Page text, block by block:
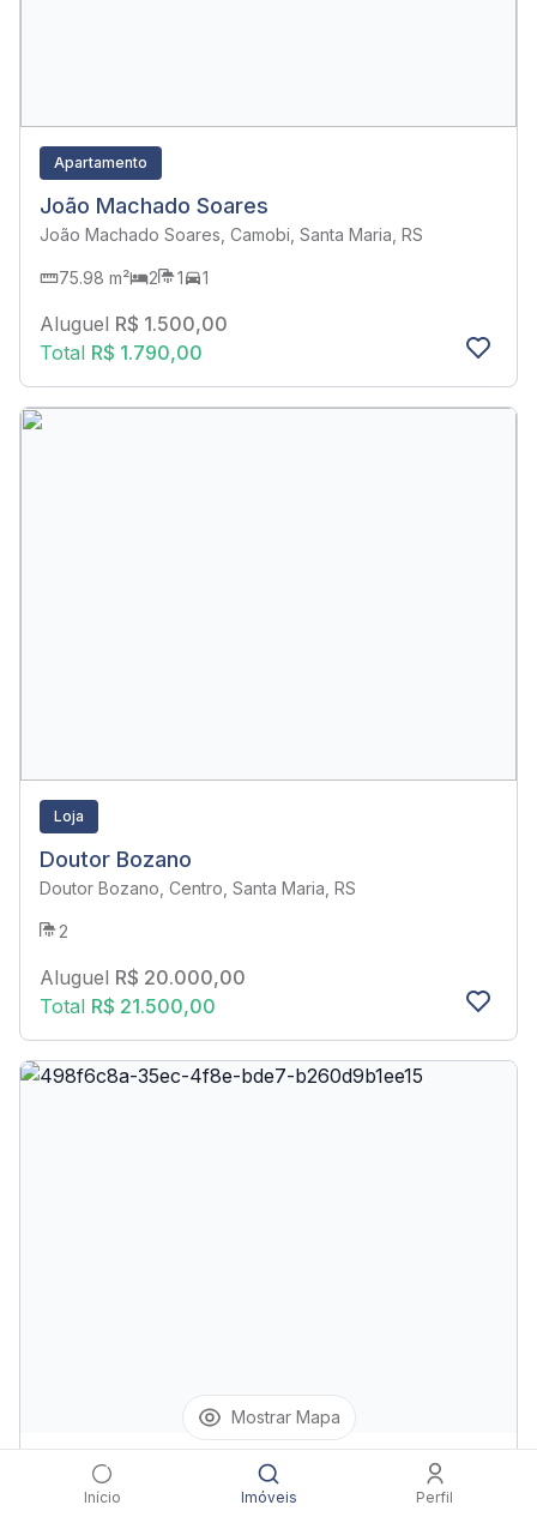
Mostrar Mapa
Apartamento
João Machado Soares
João Machado Soares, Camobi, Santa Maria, RS
75.98 m² 2 1 1
Aluguel R$ 1.500,00
Total R$ 1.790,00
Loja
Doutor Bozano
Doutor Bozano, Centro, Santa Maria, RS
2
Aluguel R$ 20.000,00
Total R$ 21.500,00
Apartamento
Início Imóveis Perfil